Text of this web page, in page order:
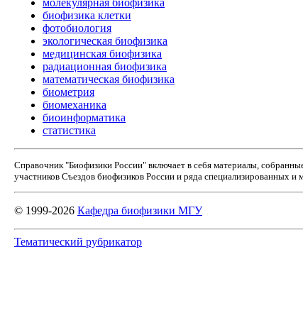
молекулярная биофизика
биофизика клетки
фотобиология
экологическая биофизика
медицинская биофизика
радиационная биофизика
математическая биофизика
биометрия
биомеханика
биоинформатика
статистика
Справочник "Биофизики России" включает в себя материалы,
участников Съездов биофизиков России и ряда специализированных
© 1999-2026 Кафедра биофизики МГУ
Тематический рубрикатор